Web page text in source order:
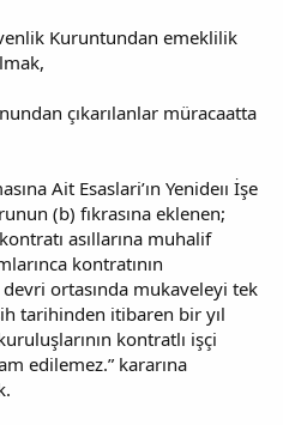
Kuruntundan emeklilik
çıkarılanlar müracaatta
Ait Esaslari’ın Yenideıı İşe
(b) fıkrasına eklenen;
asıllarına muhalif
kontratının
ortasında mukaveleyi tek
tarihinden itibaren bir yıl
kontratlı işçi
edilemez.” kararına